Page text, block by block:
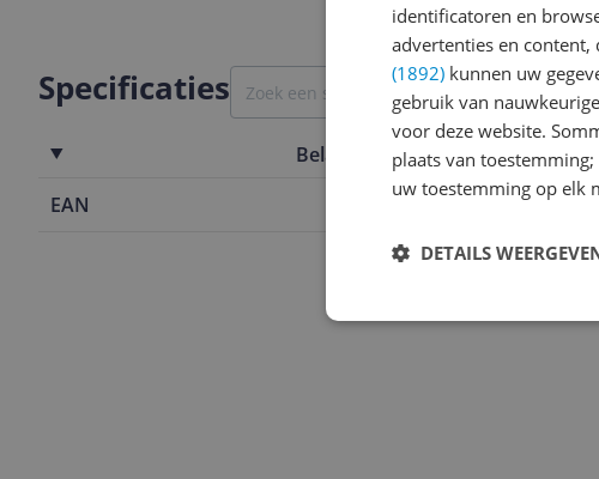
Specificaties
Belangrijkste kenmerken
EAN
8711778016156
identificatoren en
advertenties en
(1892) kunnen uw
gebruik van
voor deze website.
plaats van
uw toestemming op elk
DETAILS